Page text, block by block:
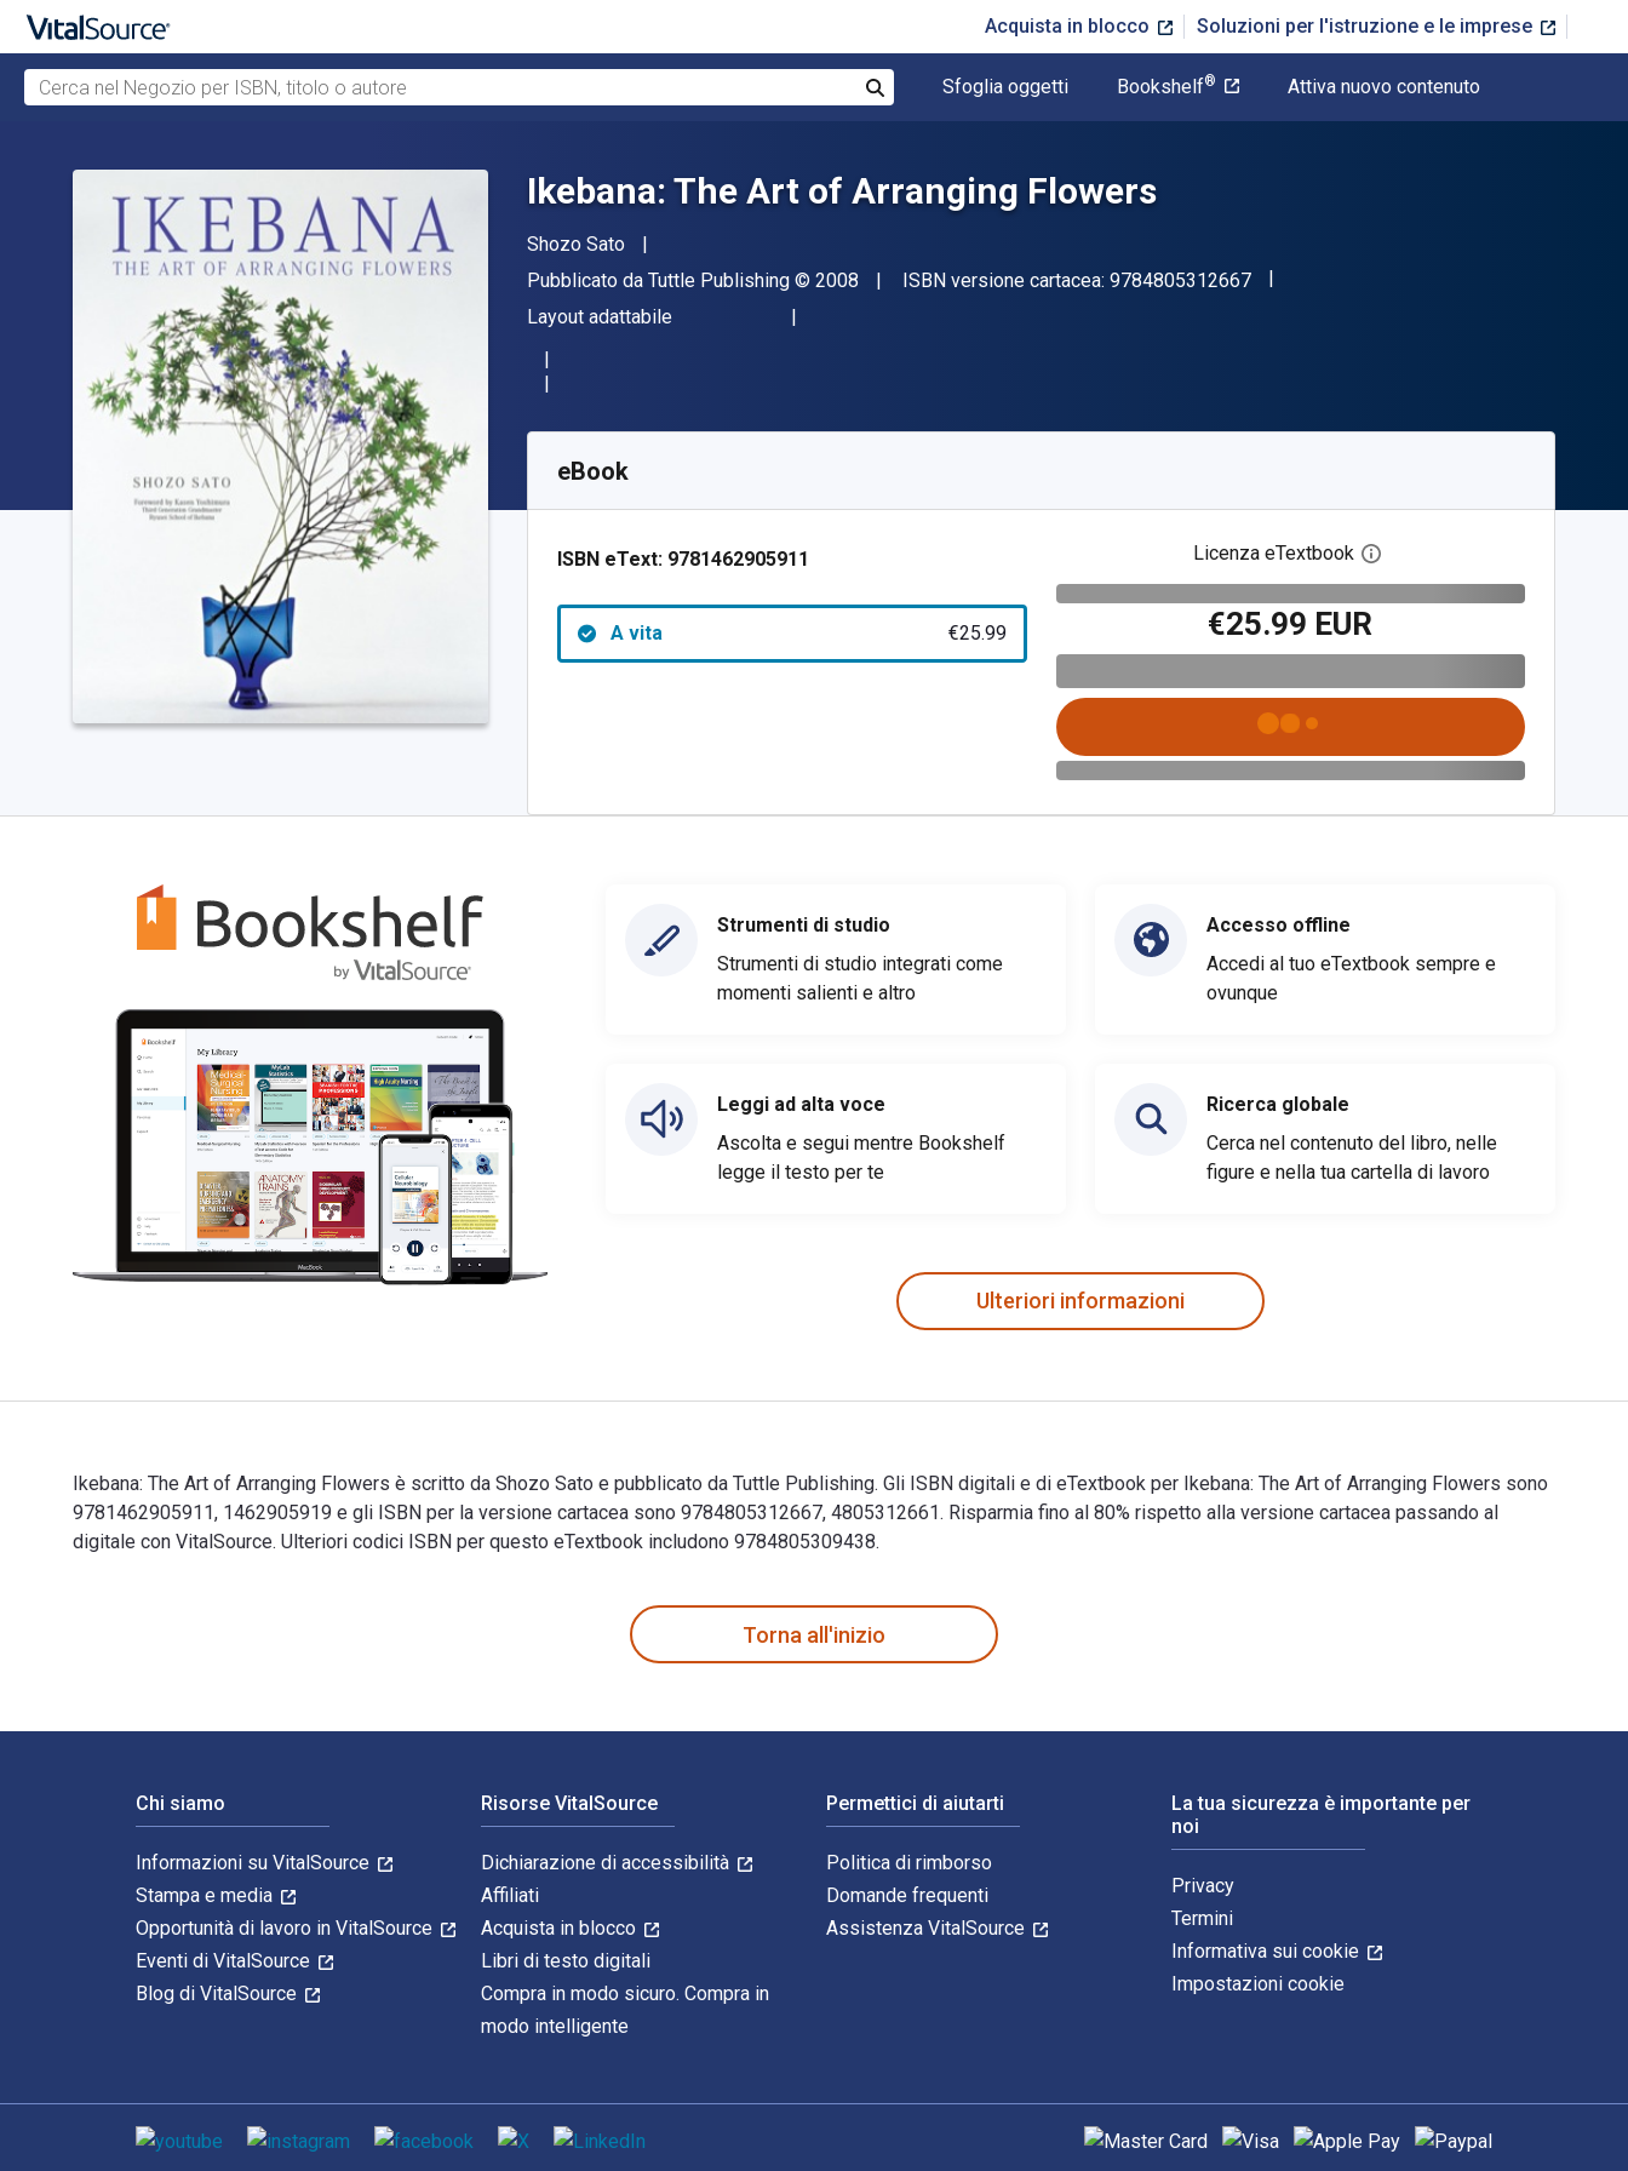
Acquista in blocco Soluzioni per l'istruzione e le imprese
Cerca nel Negozio per ISBN, titolo o autore
Sfoglia oggetti Bookshelf® Attiva nuovo contenuto
Ikebana: The Art of Arranging Flowers
Autore(i)
Shozo Sato
Editore
Pubblicato da Tuttle Publishing Copyright
© 2008 ISBN versione cartacea: 9784805312667"ISBN-13 9784805312667"
Formato
Layout adattabile
SKU:
eBook
ISBN eText: 9781462905911
A vita €25.99
Licenza eTextbook Apri la finestra di dialogo
€25.99 EUR
Strumenti di studio
Strumenti di studio integrati come
momenti salienti e altro
Leggi ad alta voce
Ascolta e segui mentre Bookshelf
legge il testo per te
Accesso offline
Accedi al tuo eTextbook sempre e
ovunque
Ricerca globale
Cerca nel contenuto del libro, nelle
figure e nella tua cartella di lavoro
Ulteriori informazioni
Ikebana: The Art of Arranging Flowers è scritto da Shozo Sato e pubblicato da Tuttle Publishing. Gli ISBN digitali e di eTextbook per Ikebana: The Art of Arranging Flowers sono
9781462905911, 1462905919 e gli ISBN per la versione cartacea sono 9784805312667, 4805312661. Risparmia fino al 80% rispetto alla versione cartacea passando al
digitale con VitalSource. Ulteriori codici ISBN per questo eTextbook includono 9784805309438.
Torna all'inizio
Chi siamo
Informazioni su VitalSource
Stampa e media
Opportunità di lavoro in VitalSource
Eventi di VitalSource
Blog di VitalSource
Risorse VitalSource
Dichiarazione di accessibilità
Affiliati
Acquista in blocco
Libri di testo digitali
Compra in modo sicuro. Compra in
modo intelligente
Permettici di aiutarti
Politica di rimborso
Domande frequenti
Assistenza VitalSource
La tua sicurezza è importante per
noi
Privacy
Termini
Informativa sui cookie
Impostazioni cookie
Mezzi sociali Metodi di pagamento supportati